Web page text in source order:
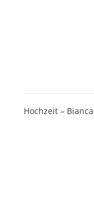
Hochzeit –